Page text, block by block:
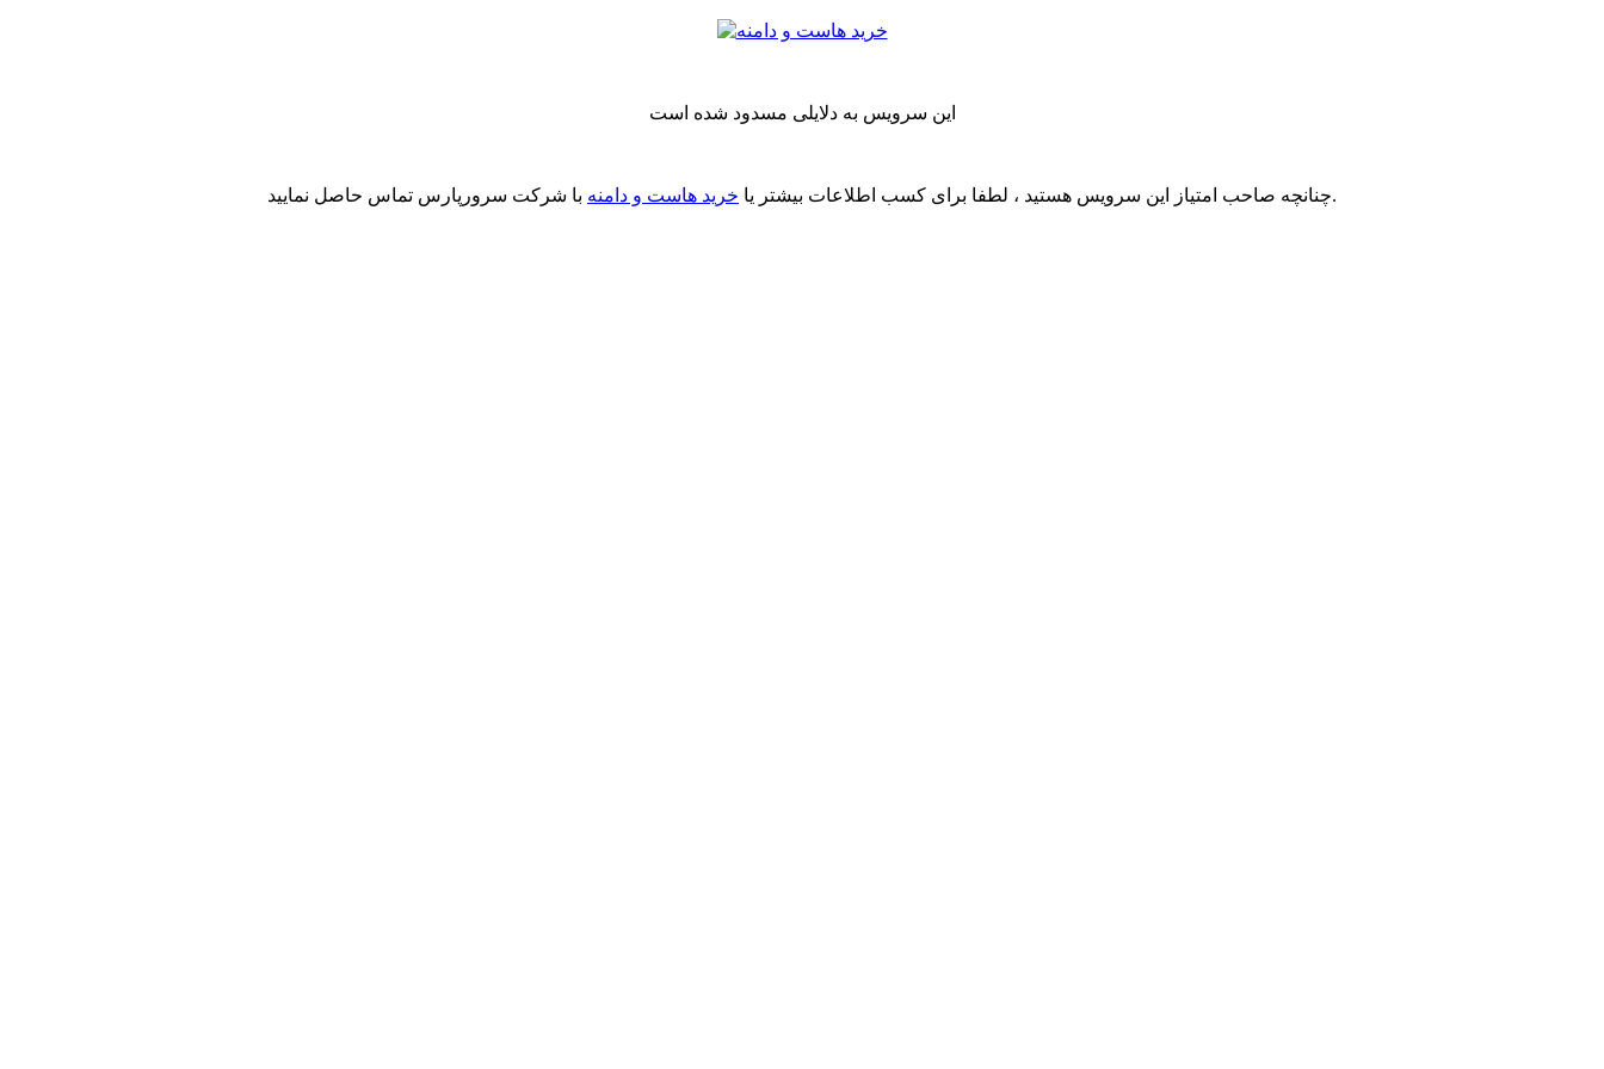
این سرویس به دلایلی مسدود شده است
چنانچه صاحب امتیاز این سرویس هستید ، لطفا برای کسب اطلاعات بیشتر یا خرید هاست و دامنه با شرکت سرورپارس تماس حاصل نمایید.